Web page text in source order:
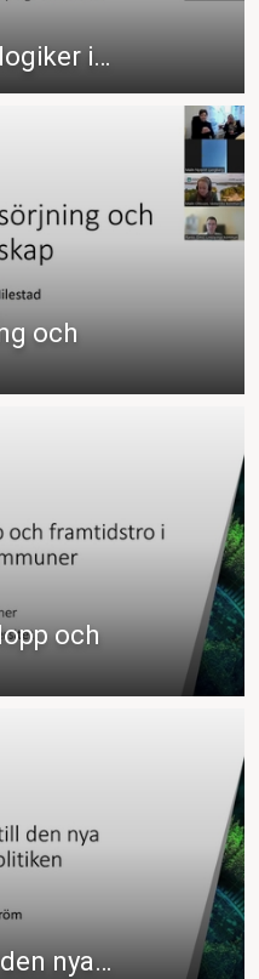
i…
och
och
nya…